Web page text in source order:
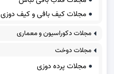
مجلات کیف بافی و کیف دوزی
مجلات دکوراسیون و معماری
مجلات دوخت
مجلات پرده دوزی